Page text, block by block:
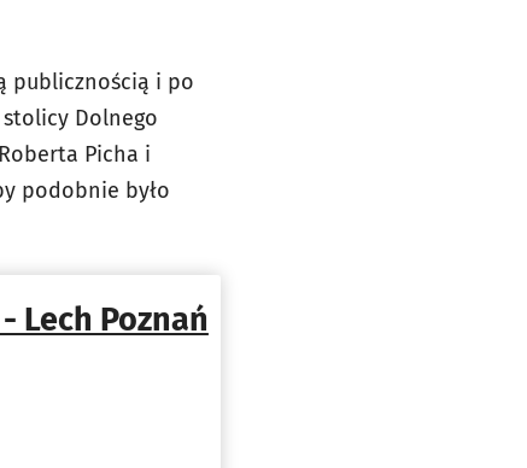
publicznością i po
Dolnego
Picha i
podobnie było
Lech Poznań